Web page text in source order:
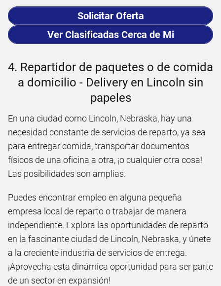
Solicitar Oferta
Ver Clasificadas Cerca de Mi
4. Repartidor de paquetes o de comida
a domicilio - Delivery en Lincoln sin
papeles
En una ciudad como Lincoln, Nebraska, hay una
necesidad constante de servicios de reparto, ya sea
para entregar comida, transportar documentos
físicos de una oficina a otra, ¡o cualquier otra cosa!
Las posibilidades son amplias.
Puedes encontrar empleo en alguna pequeña
empresa local de reparto o trabajar de manera
independiente. Explora las oportunidades de reparto
en la fascinante ciudad de Lincoln, Nebraska, y únete
a la creciente industria de servicios de entrega.
¡Aprovecha esta dinámica oportunidad para ser parte
de un sector en expansión!